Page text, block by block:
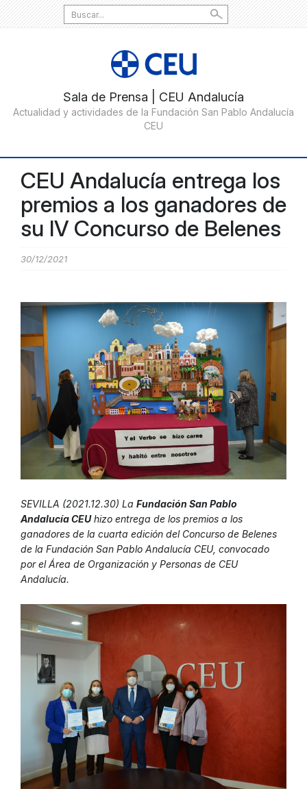
Search
for:
CEU Andalucía entrega los
premios a los ganadores de
su IV Concurso de Belenes
30/12/2021
SEVILLA (2021.12.30) La Fundación San Pablo
Andalucía CEUhizo entrega de los premios a los
ganadores de la cuarta edición del Concurso de Belenes
de la Fundación San Pablo Andalucía CEU, convocado
por el Área de Organización y Personas de CEU
Andalucía.